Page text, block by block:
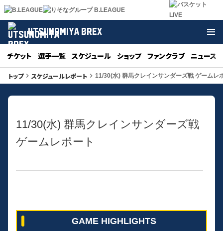
UTSUNOMIYA BREX
チケット 選手一覧 スケジュール ショップ ファンクラブ ニュース
トップkeyboard_arrow_right スケジュールレポート keyboard_arrow_right 11/30(水) 群馬クレインサンダーズ戦 ゲームレ
11/30(水) 群馬クレインサンダーズ戦
ゲームレポート
GAME HIGHLIGHTS